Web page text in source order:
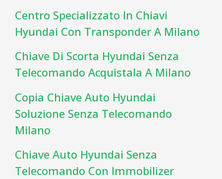
Centro Specializzato In Chiavi
Hyundai Con Transponder A Milano
Chiave Di Scorta Hyundai Senza
Telecomando Acquistala A Milano
Copia Chiave Auto Hyundai
Soluzione Senza Telecomando
Milano
Chiave Auto Hyundai Senza
Telecomando Con Immobilizer